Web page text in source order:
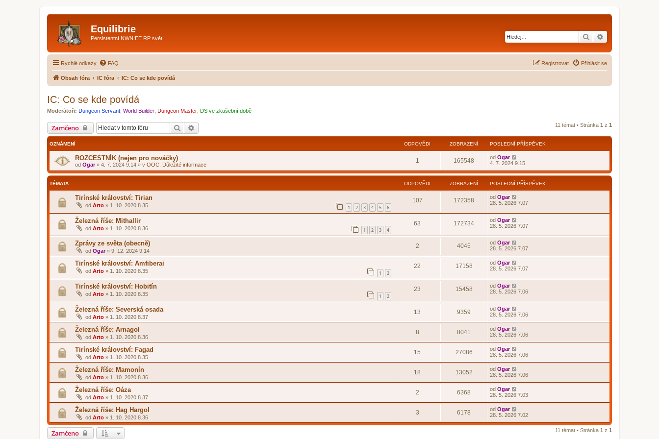
Equilibrie
Persistentní NWN:EE RP svět Hledat
Rychlé odkazy FAQ Přihlásit se
Registrovat
Obsah fóra IC fóra IC: Co se kde povídá
IC: Co se kde povídá
Moderátoři: Dungeon Servant World Builder Dungeon Master DS ve zkušební době
Zamčeno Hledat 11 témat • Stránka 1 z 1
OZNÁMENÍ ODPOVĚDI ZOBRAZENÍ POSLEDNÍ PŘÍSPĚVEK
ROZCESTNÍK (nejen pro nováčky)
od Ogar» 4. 7. 2024 9.14 » v OOC: Důležité informace
1 165548 od Ogar
4. 7. 2024 9.15
TÉMATA ODPOVĚDI ZOBRAZENÍ POSLEDNÍ PŘÍSPĚVEK
Tirínské království: Tirian
od Arto » 1. 10. 2020 8.35 1 2 3 4 5 6
107 172358 od Ogar
28. 5. 2026 7.07
Železná říše: Mithallir
od Arto » 1. 10. 2020 8.36 1 2 3 4
63 172734 od Ogar
28. 5. 2026 7.07
Zprávy ze světa (obecně)
od Ogar» 9. 12. 2024 9.14
2 4045 od Ogar
28. 5. 2026 7.07
Tirínské království: Amfiberai
od Arto » 1. 10. 2020 8.35 1 2
22 17158 od Ogar
28. 5. 2026 7.07
Tirínské království: Hobitín
od Arto » 1. 10. 2020 8.35 1 2
23 15458 od Ogar
28. 5. 2026 7.06
Železná říše: Severská osada
od Arto » 1. 10. 2020 8.37
13 9359 od Ogar
28. 5. 2026 7.06
Železná říše: Arnagol
od Arto » 1. 10. 2020 8.36
8 8041 od Ogar
28. 5. 2026 7.06
Tirínské království: Fagad
od Arto » 1. 10. 2020 8.35
15 27086 od Ogar
28. 5. 2026 7.06
Železná říše: Mamonín
od Arto » 1. 10. 2020 8.36
18 13052 od Ogar
28. 5. 2026 7.06
Železná říše: Oáza
od Arto » 1. 10. 2020 8.37
2 6368 od Ogar
28. 5. 2026 7.03
Železná říše: Hag Hargol
od Arto » 1. 10. 2020 8.36
3 6178 od Ogar
28. 5. 2026 7.02
Zamčeno 11 témat • Stránka 1 z 1